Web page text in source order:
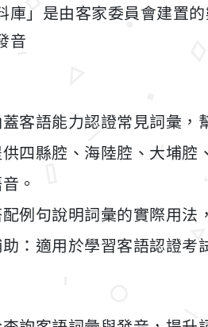
庫」是由客家委員會建置
音
客語能力認證常見詞彙，
四縣腔、海陸腔、大埔
。
例句說明詞彙的實際用法
：適用於學習客語認證考